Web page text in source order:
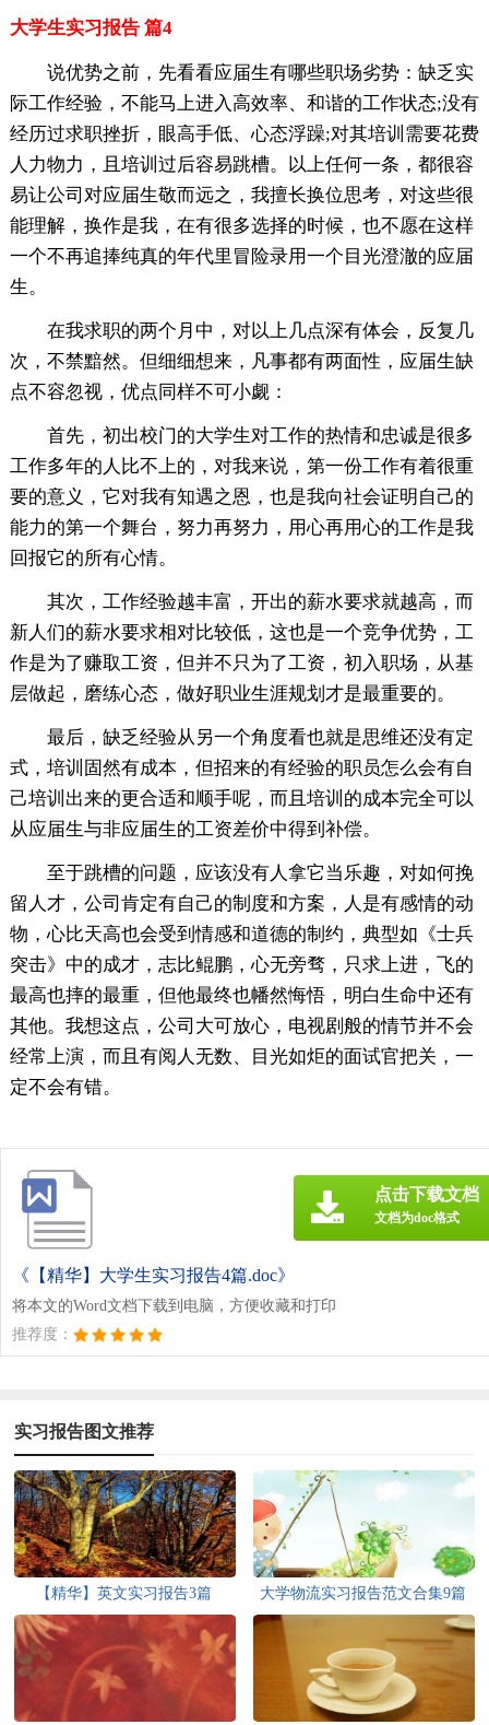
大学生实习报告 篇4
说优势之前，先看看应届生有哪些职场劣势：缺乏实
际工作经验，不能马上进入高效率、和谐的工作状态;没有
经历过求职挫折，眼高手低、心态浮躁;对其培训需要花费
人力物力，且培训过后容易跳槽。以上任何一条，都很容
易让公司对应届生敬而远之，我擅长换位思考，对这些很
能理解，换作是我，在有很多选择的时候，也不愿在这样
一个不再追捧纯真的年代里冒险录用一个目光澄澈的应届
生。
在我求职的两个月中，对以上几点深有体会，反复几
次，不禁黯然。但细细想来，凡事都有两面性，应届生缺
点不容忽视，优点同样不可小觑：
首先，初出校门的大学生对工作的热情和忠诚是很多
工作多年的人比不上的，对我来说，第一份工作有着很重
要的意义，它对我有知遇之恩，也是我向社会证明自己的
能力的第一个舞台，努力再努力，用心再用心的工作是我
回报它的所有心情。
其次，工作经验越丰富，开出的薪水要求就越高，而
新人们的薪水要求相对比较低，这也是一个竞争优势，工
作是为了赚取工资，但并不只为了工资，初入职场，从基
层做起，磨练心态，做好职业生涯规划才是最重要的。
最后，缺乏经验从另一个角度看也就是思维还没有定
式，培训固然有成本，但招来的有经验的职员怎么会有自
己培训出来的更合适和顺手呢，而且培训的成本完全可以
从应届生与非应届生的工资差价中得到补偿。
至于跳槽的问题，应该没有人拿它当乐趣，对如何挽
留人才，公司肯定有自己的制度和方案，人是有感情的动
物，心比天高也会受到情感和道德的制约，典型如《士兵
突击》中的成才，志比鲲鹏，心无旁骛，只求上进，飞的
最高也摔的最重，但他最终也幡然悔悟，明白生命中还有
其他。我想这点，公司大可放心，电视剧般的情节并不会
经常上演，而且有阅人无数、目光如炬的面试官把关，一
定不会有错。
《【精华】大学生实习报告4篇.doc》
将本文的Word文档下载到电脑，方便收藏和打印
推荐度：
点击下载文档
文档为doc格式
实习报告图文推荐
【精华】英文实习报告3篇 大学物流实习报告范文合集9篇